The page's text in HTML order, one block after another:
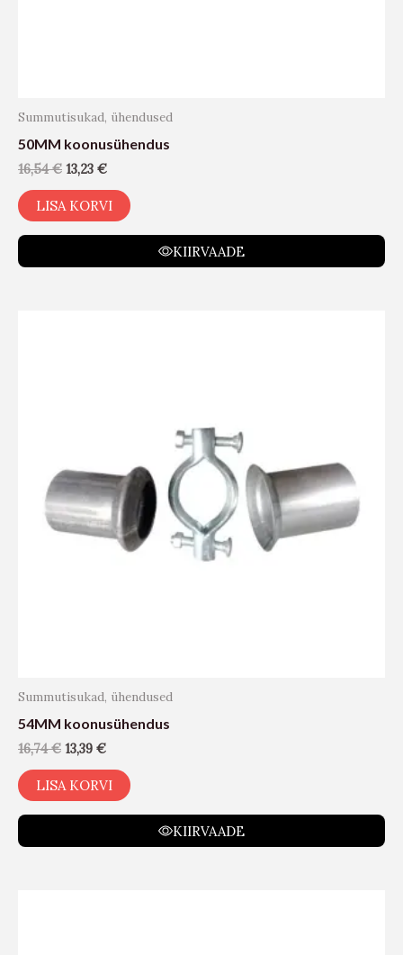
Summutisukad, ühendused
50MM koonusühendus
16,54€ 13,23 €
LISA KORVI
KIIRVAADE
Summutisukad, ühendused
54MM koonusühendus
16,74€ 13,39 €
LISA KORVI
KIIRVAADE